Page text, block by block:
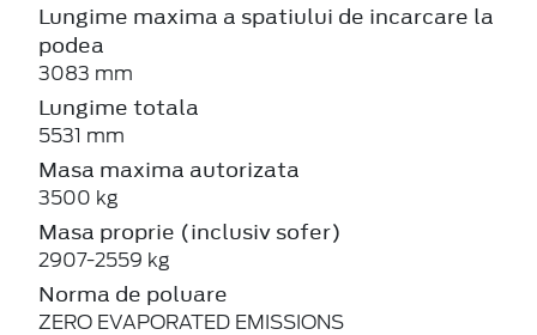
Lungime maxima a spatiului de incarcare la
podea
3083 mm
Lungime totala
5531 mm
Masa maxima autorizata
3500 kg
Masa proprie (inclusiv sofer)
2907-2559 kg
Norma de poluare
ZERO EVAPORATED EMISSIONS